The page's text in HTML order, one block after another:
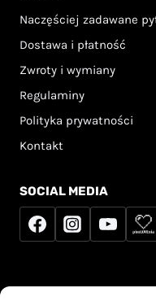
Naczęściej zadawane
Dostawa i płatność
Zwroty i wymiany
Regulaminy
Polityka prywatności
Kontakt
SOCIAL MEDIA